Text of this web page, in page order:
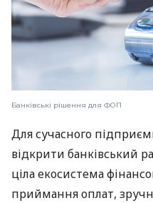
Банківські рішення для ФОП
Для сучасного
відкрити банківський
ціла екосистема
приймання оплат,